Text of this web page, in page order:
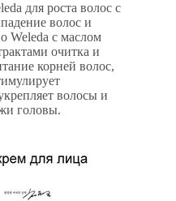
для роста волос с
волос и
Weleda с маслом
очитка и
корней волос,
волосы и
головы.